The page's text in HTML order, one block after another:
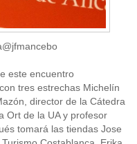
este encuentro
tres estrechas Michelín
director de la Cátedra
Ort de la UA y profesor
tomará las tiendas Jose